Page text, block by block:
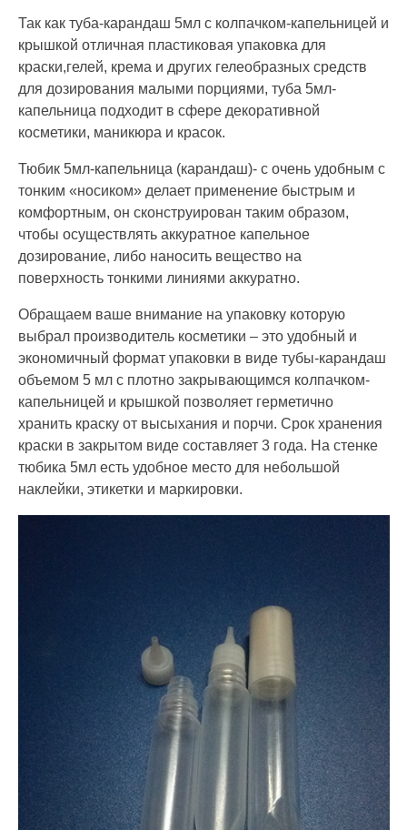
Так как туба-карандаш 5мл с колпачком-капельницей и
крышкой отличная пластиковая упаковка для
краски,гелей, крема и других гелеобразных средств
для дозирования малыми порциями, туба 5мл-
капельница подходит в сфере декоративной
косметики, маникюра и красок.
Тюбик 5мл-капельница (карандаш)- с очень удобным с
тонким «носиком» делает применение быстрым и
комфортным, он сконструирован таким образом,
чтобы осуществлять аккуратное капельное
дозирование, либо наносить вещество на
поверхность тонкими линиями аккуратно.
Обращаем ваше внимание на упаковку которую
выбрал производитель косметики – это удобный и
экономичный формат упаковки в виде тубы-карандаш
объемом 5 мл с плотно закрывающимся колпачком-
капельницей и крышкой позволяет герметично
хранить краску от высыхания и порчи. Срок хранения
краски в закрытом виде составляет 3 года. На стенке
тюбика 5мл есть удобное место для небольшой
наклейки, этикетки и маркировки.